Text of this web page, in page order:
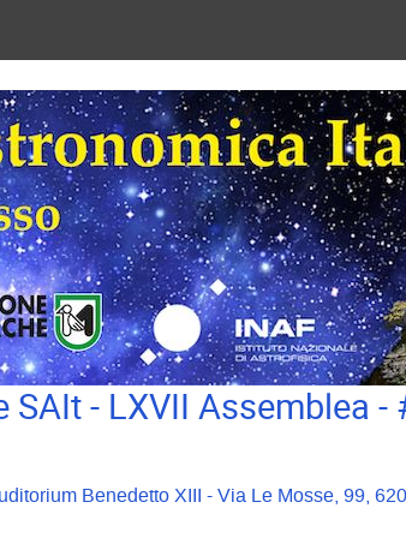
- LXVII Assemblea
Benedetto XIII - Via Le Mosse, 99,